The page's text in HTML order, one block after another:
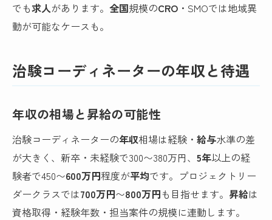
でも求人があります。全国規模のCRO ・SMOでは地域異
動が可能なケースも。
治験コーディネーターの年収と待遇
年収の相場と昇給の可能性
治験コーディネーターの年収相場は経験・給与水準の差
が大きく、新卒・未経験で300〜380万円、5年以上の経
験者で450〜600万円程度が平均です。プロジェクトリー
ダークラスでは700万円〜800万円も目指せます。 昇給は
資格取得・経験年数・担当案件の規模に連動します。